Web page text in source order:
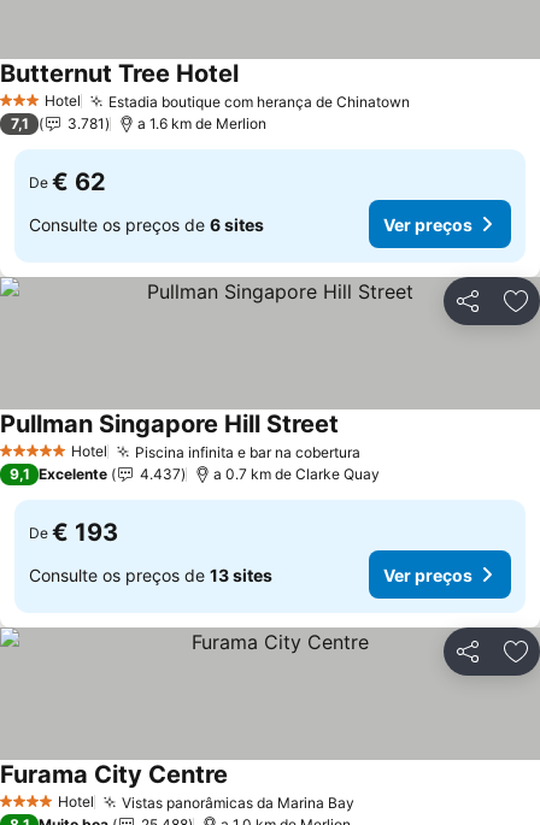
3 EstrelasHotel Estadia boutique com herança de Chinatown
Butternut Tree HotelVer preços
7,1 3.781 a 1.6 km de Merlion
De € 62
Consulte os preços de 6 sites Ver preços
Partilhar
5 Estrelas Hotel Piscina infinita e bar na cobertura
Pullman Singapore Hill Street
9,1 Excelente 4.437 a 0.7 km de Clarke Quay
De € 193
Consulte os preços de 13 sites Ver preços
Partilhar
4 EstrelasHotel Vistas panorâmicas da Marina Bay
Furama City Centre